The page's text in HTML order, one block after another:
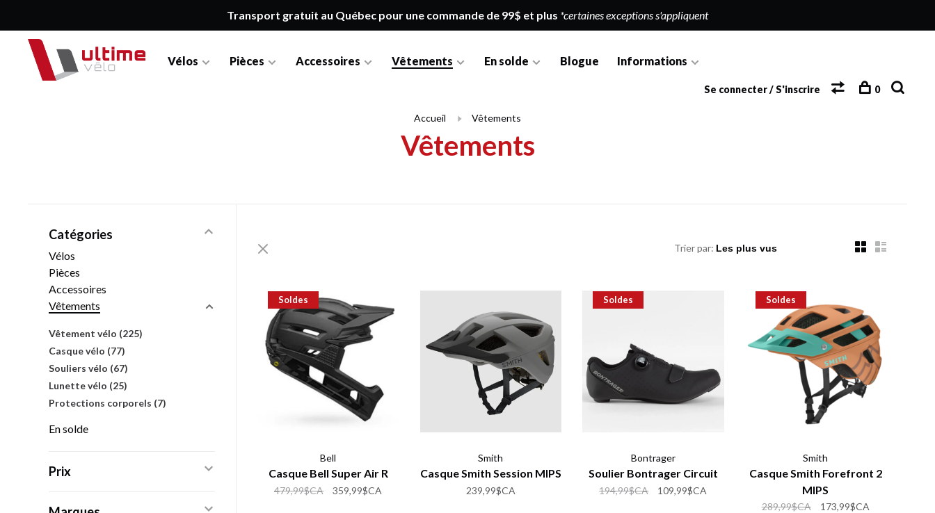
Transport gratuit au Québec pour une commande de 99$ et plus *certaines exceptions s'appliquent
Vélos Pièces Accessoires Vêtements En solde Blogue Informations
Se connecter / S'inscrire 0
Accueil Vêtements
Vêtements
Catégories
Vélos
Pièces
Accessoires
Vêtements
Vêtement vélo (225)
Casque vélo (77)
Souliers vélo (67)
Lunette vélo (25)
Protections corporels (7)
En solde
Prix
Trier par:
Soldes
Bell
Casque Bell Super Air R
479,99$CA 359,99$CA
Smith
Casque Smith Session MIPS
239,99$CA
Soldes
Bontrager
Soulier Bontrager Circuit
194,99$CA 109,99$CA
Soldes
Smith
Casque Smith Forefront 2
MIPS
289,99$CA 173,99$CA